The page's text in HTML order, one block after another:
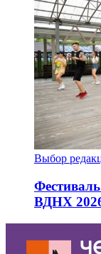
Выбор
ВДНХ